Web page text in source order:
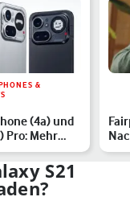
&
(4a) und
Pro: Mehr
Farben – a…
S21